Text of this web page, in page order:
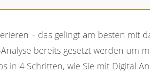
bereits gesetzt werden um
in 4 Schritten, wie Sie mit Digital